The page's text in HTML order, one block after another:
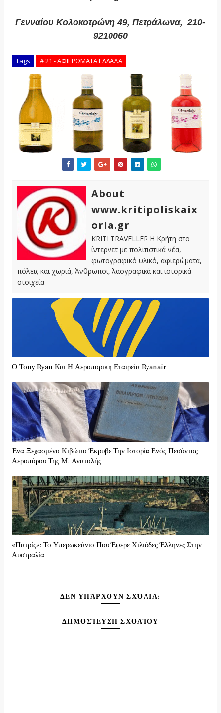
Γενναίου Κολοκοτρώνη 49, Πετράλωνα, 210-
9210060
Tags # 21 - ΑΦΙΕΡΩΜΑΤΑ ΕΛΛΑΔΑ
About
www.kritipoliskaix
oria.gr
KRITI TRAVELLER Η Κρήτη στο
ίντερνετ με πολιτιστικά νέα,
φωτογραφικό υλικό, αφιερώματα,
πόλεις και χωριά, Άνθρωποι, λαογραφικά και ιστορικά
στοιχεία
Ο Tony Ryan Και Η Αεροπορική Εταιρεία Ryanair
Ένα Ξεχασμένο Κιβώτιο Έκρυβε Την Ιστορία Ενός Πεσόντος
Αεροπόρου Της Μ. Ανατολής
«Πατρίς»: Το Υπερωκεάνιο Που Έφερε Χιλιάδες Έλληνες Στην
Αυστραλία
ΔΕΝ ΥΠΆΡΧΟΥΝ ΣΧΌΛΙΑ:
ΔΗΜΟΣΊΕΥΣΗ ΣΧΟΛΊΟΥ